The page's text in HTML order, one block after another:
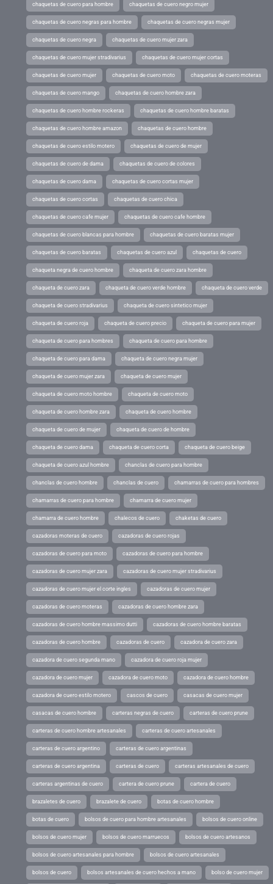
chaquetas de cuero para hombre chaquetas de cuero negro mujer
chaquetas de cuero negras para hombre chaquetas de cuero negras mujer
chaquetas de cuero negra chaquetas de cuero mujer zara
chaquetas de cuero mujer stradivarius chaquetas de cuero mujer cortas
chaquetas de cuero mujer chaquetas de cuero moto chaquetas de cuero moteras
chaquetas de cuero mango chaquetas de cuero hombre zara
chaquetas de cuero hombre rockeras chaquetas de cuero hombre baratas
chaquetas de cuero hombre amazon chaquetas de cuero hombre
chaquetas de cuero estilo motero chaquetas de cuero de mujer
chaquetas de cuero de dama chaquetas de cuero de colores
chaquetas de cuero dama chaquetas de cuero cortas mujer
chaquetas de cuero cortas chaquetas de cuero chica
chaquetas de cuero cafe mujer chaquetas de cuero cafe hombre
chaquetas de cuero blancas para hombre chaquetas de cuero baratas mujer
chaquetas de cuero baratas chaquetas de cuero azul chaquetas de cuero
chaqueta negra de cuero hombre chaqueta de cuero zara hombre
chaqueta de cuero zara chaqueta de cuero verde hombre chaqueta de cuero verde
chaqueta de cuero stradivarius chaqueta de cuero sintetico mujer
chaqueta de cuero roja chaqueta de cuero precio chaqueta de cuero para mujer
chaqueta de cuero para hombres chaqueta de cuero para hombre
chaqueta de cuero para dama chaqueta de cuero negra mujer
chaqueta de cuero mujer zara chaqueta de cuero mujer
chaqueta de cuero moto hombre chaqueta de cuero moto
chaqueta de cuero hombre zara chaqueta de cuero hombre
chaqueta de cuero de mujer chaqueta de cuero de hombre
chaqueta de cuero dama chaqueta de cuero corta chaqueta de cuero beige
chaqueta de cuero azul hombre chanclas de cuero para hombre
chanclas de cuero hombre chanclas de cuero chamarras de cuero para hombres
chamarras de cuero para hombre chamarra de cuero mujer
chamarra de cuero hombre chalecos de cuero chaketas de cuero
cazadoras moteras de cuero cazadoras de cuero rojas
cazadoras de cuero para moto cazadoras de cuero para hombre
cazadoras de cuero mujer zara cazadoras de cuero mujer stradivarius
cazadoras de cuero mujer el corte ingles cazadoras de cuero mujer
cazadoras de cuero moteras cazadoras de cuero hombre zara
cazadoras de cuero hombre massimo dutti cazadoras de cuero hombre baratas
cazadoras de cuero hombre cazadoras de cuero cazadora de cuero zara
cazadora de cuero segunda mano cazadora de cuero roja mujer
cazadora de cuero mujer cazadora de cuero moto cazadora de cuero hombre
cazadora de cuero estilo motero cascos de cuero casacas de cuero mujer
casacas de cuero hombre carteras negras de cuero carteras de cuero prune
carteras de cuero hombre artesanales carteras de cuero artesanales
carteras de cuero argentino carteras de cuero argentinas
carteras de cuero argentina carteras de cuero carteras artesanales de cuero
carteras argentinas de cuero cartera de cuero prune cartera de cuero
brazaletes de cuero brazalete de cuero botas de cuero hombre
botas de cuero bolsos de cuero para hombre artesanales bolsos de cuero online
bolsos de cuero mujer bolsos de cuero marruecos bolsos de cuero artesanos
bolsos de cuero artesanales para hombre bolsos de cuero artesanales
bolsos de cuero bolsos artesanales de cuero hechos a mano bolso de cuero mujer